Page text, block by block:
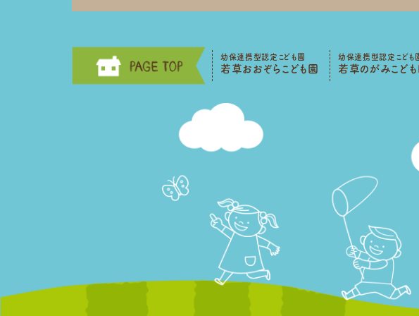
幼保連携型認定こども園
若草おおぞらこども園
幼保連携型認定こども
若草のがみこども